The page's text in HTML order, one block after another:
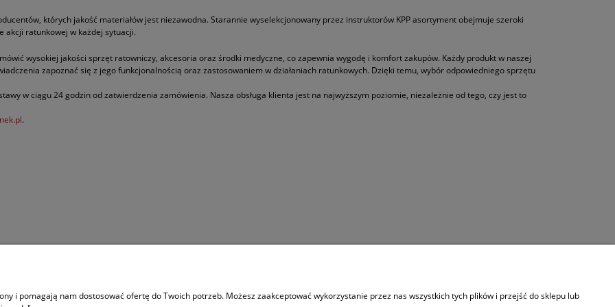
których jakość materiałów jest niezawodna. Starannie wyselekcjonowany przez instruktorów KPP asortyment obejmuje szeroki
akcji ratunkowej w każdej sytuacji.
wysokiej jakości sprzęt ratowniczy, akcesoria oraz środki medyczne, co zapewnia wygodę i komfort zakupów. Każdy produkt w naszej
zapoznać się z jego funkcjonalnością oraz zastosowaniem w działaniach ratunkowych. Dzięki temu, wybór odpowiedniego sprzętu
w ciągu 24 godzin od zatwierdzenia zamówienia. Nasza obsługa klienta jest na najwyższym poziomie, niezależnie od tego, czy jest to
.
i pomagają nam dostosować ofertę do Twoich potrzeb. Możesz zaakceptować wykorzystanie przez nas wszystkich tych plików i przejść do sklepu lub